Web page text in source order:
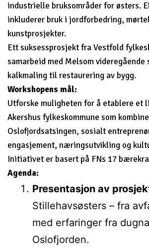
industrielle bruksområder for østers.
inkluderer bruk i jordforbedring,
kunstprosjekter.
Ett suksessprosjekt fra Vestfold
samarbeid med Melsom videregående
kalkmaling til restaurering av bygg.
Workshopens mål:
Utforske muligheten for å etablere et
Akershus fylkeskommune som
Oslofjordsatsingen, sosialt
engasjement, næringsutvikling og
Initiativet er basert på FNs 17
Agenda:
Presentasjon av
Stillehavsøsters – fra
med erfaringer fra
Oslofjorden.